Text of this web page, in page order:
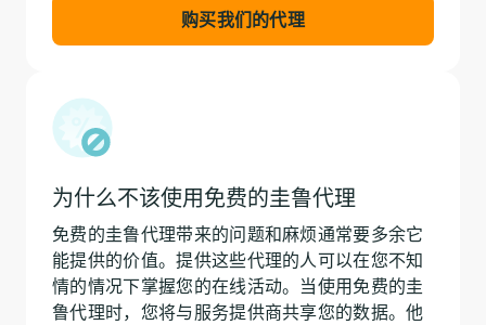
购买我们的代理
为什么不该使用免费的圭鲁代理
免费的圭鲁代理带来的问题和麻烦通常要多余它
能提供的价值。提供这些代理的人可以在您不知
情的情况下掌握您的在线活动。当使用免费的圭
鲁代理时，您将与服务提供商共享您的数据。他